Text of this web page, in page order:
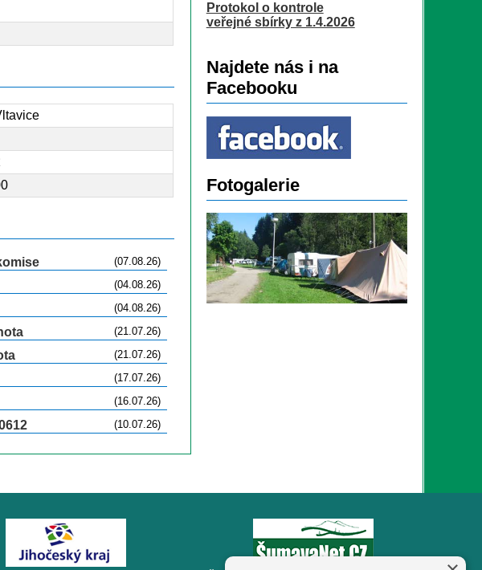
(07.08.26)
(04.08.26)
(04.08.26)
(21.07.26)
(21.07.26)
(17.07.26)
(16.07.26)
(10.07.26)
Protokol o kontrole
veřejné sbírky z 1.4.2026
Najdete nás i na
Facebooku
Fotogalerie